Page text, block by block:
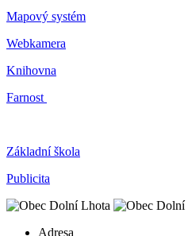
Mapový systém
Webkamera
Knihovna
Farnost
Základní škola
Publicita
Adresa